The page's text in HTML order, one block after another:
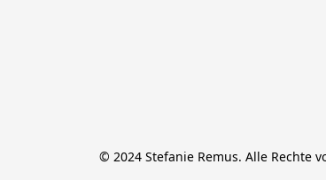
© 2024 Stefanie Remus. Alle Rechte